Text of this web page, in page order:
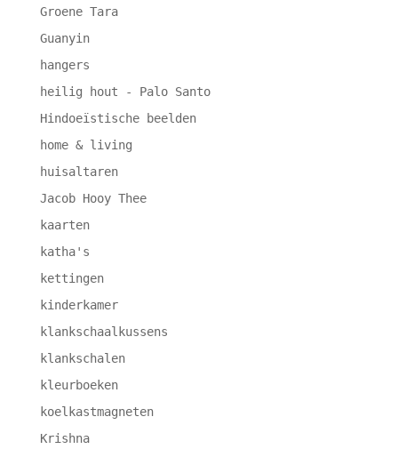
Groene Tara
Guanyin
hangers
heilig hout - Palo Santo
Hindoeïstische beelden
home & living
huisaltaren
Jacob Hooy Thee
kaarten
katha's
kettingen
kinderkamer
klankschaalkussens
klankschalen
kleurboeken
koelkastmagneten
Krishna